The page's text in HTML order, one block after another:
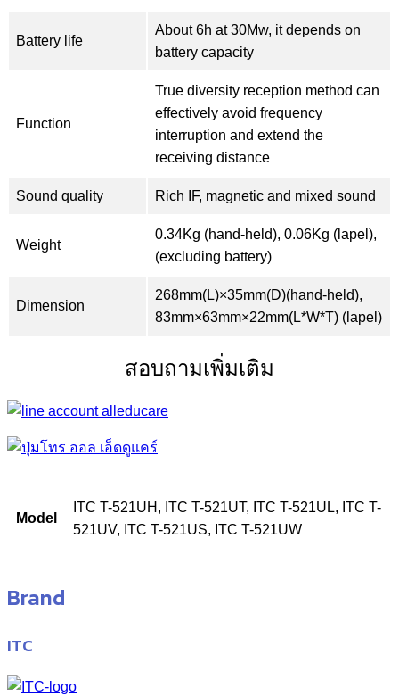
Battery life
About 6h at 30Mw, it depends on
battery capacity
Function
True diversity reception method can
effectively avoid frequency
interruption and extend the
receiving distance
Sound quality Rich IF, magnetic and mixed sound
Weight
0.34Kg (hand-held), 0.06Kg (lapel),
(excluding battery)
Dimension
268mm(L)×35mm(D)(hand-held),
83mm×63mm×22mm(L*W*T) (lapel)
สอบถามเพิ่มเติม
Model
ITC T-521UH, ITC T-521UT, ITC T-521UL, ITC T-
521UV, ITC T-521US, ITC T-521UW
Brand
ITC